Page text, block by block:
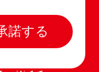
諾する
ーポリシー